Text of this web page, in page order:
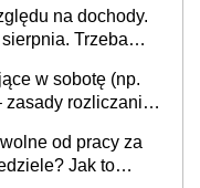
na dochody.
Trzeba
w sobotę (np.
zasady rozliczania
pytania
od pracy za
Jak to